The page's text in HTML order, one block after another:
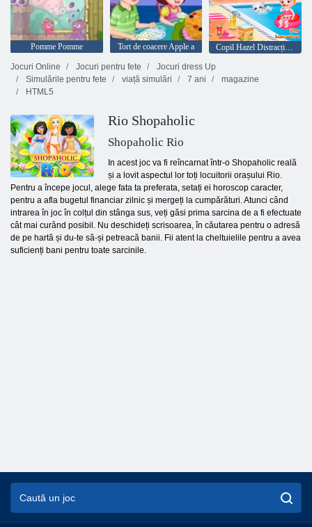
Pomme Pomme Tort de coacere Apple a
Copil Hazel Distracție de vară
Jocuri Online
Jocuri pentru fete
Jocuri dress Up
Simulările pentru fete
viață simulări 7 ani
magazine
HTML5
Rio Shopaholic
Shopaholic Rio
In acest joc va fi reîncarnat într-o Shopaholic reală
și a lovit aspectul lor toți locuitorii orașului Rio.
Pentru a începe jocul, alege fata ta preferata, setați ei horoscop caracter,
pentru a afla bugetul financiar zilnic și mergeți la cumpărături. Atunci când
intrarea în joc în colțul din stânga sus, veți găsi prima sarcina de a fi efectuate
cât mai curând posibil. Nu deschideți scrisoarea, în căutarea pentru o adresă
de pe hartă și du-te să-și petreacă banii. Fii atent la cheltuielile pentru a avea
suficienți bani pentru toate sarcinile.